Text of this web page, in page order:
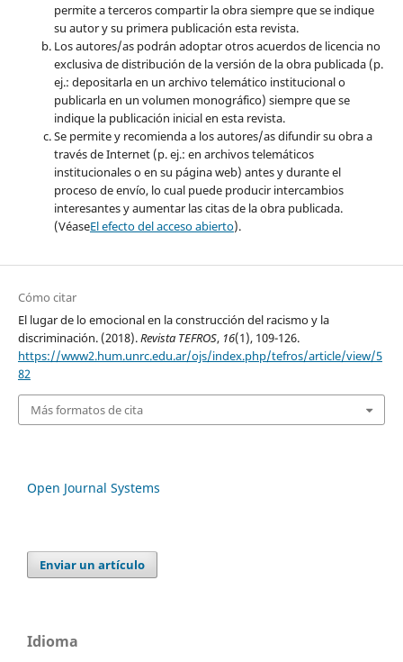
permite a terceros compartir la obra siempre que se indique
su autor y su primera publicación esta revista.
Los autores/as podrán adoptar otros acuerdos de licencia no
exclusiva de distribución de la versión de la obra publicada (p.
ej.: depositarla en un archivo telemático institucional o
publicarla en un volumen monográfico) siempre que se
indique la publicación inicial en esta revista.
Se permite y recomienda a los autores/as difundir su obra a
través de Internet (p. ej.: en archivos telemáticos
institucionales o en su página web) antes y durante el
proceso de envío, lo cual puede producir intercambios
interesantes y aumentar las citas de la obra publicada.
(VéaseEl efecto del acceso abierto).
Cómo citar
El lugar de lo emocional en la construcción del racismo y la
discriminación. (2018).Revista TEFROS, 16(1), 109-126.
https://www2.hum.unrc.edu.ar/ojs/index.php/tefros/article/view/5
82
Más formatos de cita
Open Journal Systems
Enviar un artículo
Idioma